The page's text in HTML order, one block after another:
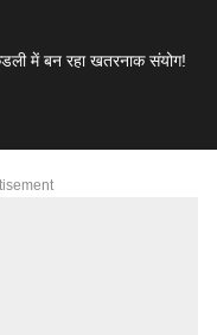
में बन रहा खतरनाक संयोग!